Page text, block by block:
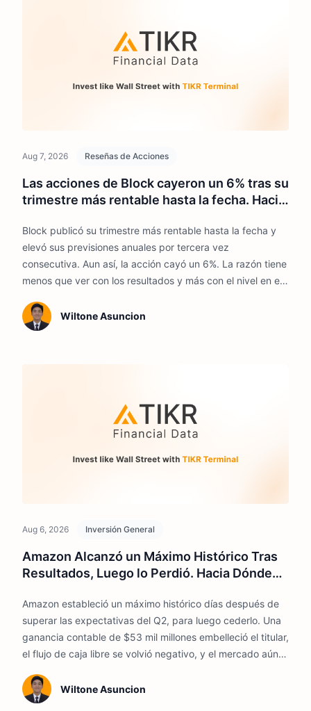
Aug 7, 2026 Reseñas de Acciones
Las acciones de Block cayeron un 6% tras su
trimestre más rentable hasta la fecha. Hacia
Block publicó su trimestre más rentable hasta la fecha y
elevó sus previsiones anuales por tercera vez
consecutiva. Aun así, la acción cayó un 6%. La razón tiene
menos que ver con los resultados y más con el nivel en el
publicaron.Wiltone Asuncion
Aug 6, 2026 Inversión General
Amazon Alcanzó un Máximo Histórico Tras
Resultados, Luego lo Perdió. Hacia Dónde
Amazon estableció un máximo histórico días después de
superar las expectativas del Q2, para luego cederlo. Una
ganancia contable de $53 mil millones embelleció el titular,
el flujo de caja libre se volvió negativo, y el mercado aún
Wiltone Asuncion